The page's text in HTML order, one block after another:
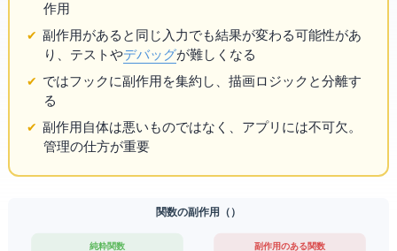
作用
副作用があると同じ入力でも結果が変わる可能性があ
り、テストやデバッグが難しくなる
では useEffect フックに副作用を集約し、描画ロジックと分離す
る
副作用自体は悪いものではなく、アプリには不可欠。
管理の仕方が重要
関数の副作用（Side Effect）
純粋関数 副作用のある関数